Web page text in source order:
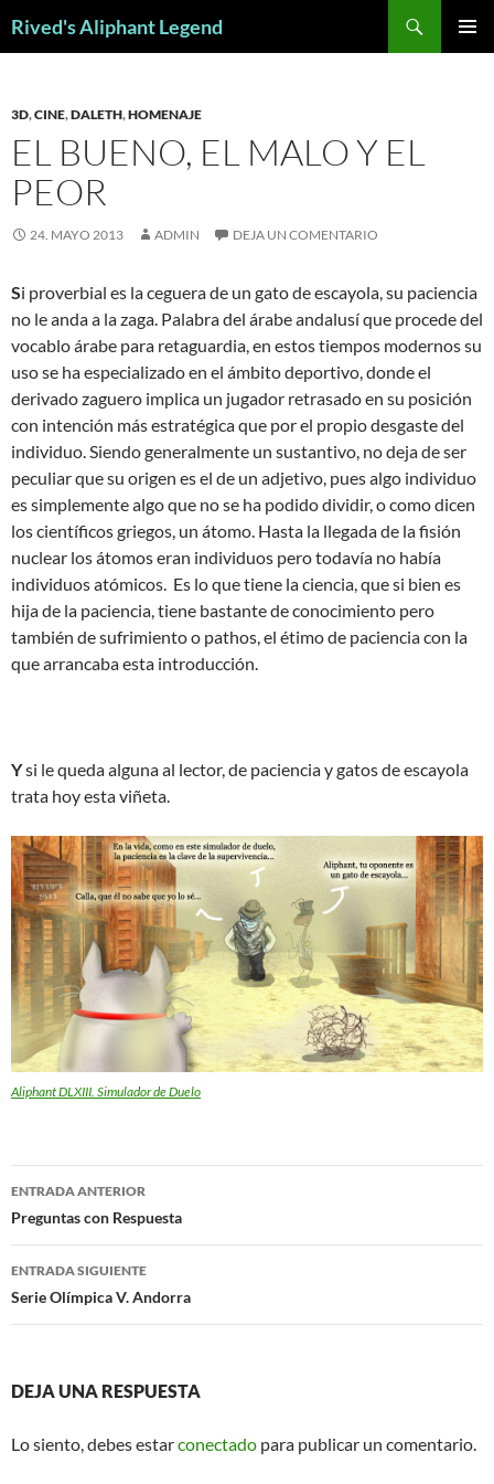
Rived's Aliphant Legend
3D,CINE,DALETH,HOMENAJE
EL BUENO, EL MALO Y EL
PEOR
24. MAYO 2013 ADMIN DEJA UN COMENTARIO
Si proverbial es la ceguera de un gato de escayola, su paciencia
no le anda a la zaga. Palabra del árabe andalusí que procede del
vocablo árabe para retaguardia, en estos tiempos modernos su
uso se ha especializado en el ámbito deportivo, donde el
derivado zaguero implica un jugador retrasado en su posición
con intención más estratégica que por el propio desgaste del
individuo. Siendo generalmente un sustantivo, no deja de ser
peculiar que su origen es el de un adjetivo, pues algo individuo
es simplemente algo que no se ha podido dividir, o como dicen
los científicos griegos, un átomo. Hasta la llegada de la fisión
nuclear los átomos eran individuos pero todavía no había
individuos atómicos. Es lo que tiene la ciencia, que si bien es
hija de la paciencia, tiene bastante de conocimiento pero
también de sufrimiento o pathos, el étimo de paciencia con la
que arrancaba esta introducción.
Ysi le queda alguna al lector, de paciencia y gatos de escayola
trata hoy esta viñeta.
Aliphant DLXIII. Simulador de Duelo
Navegación
de
entradas
ENTRADA ANTERIOR
Preguntas con Respuesta
ENTRADA SIGUIENTE
Serie Olímpica V. Andorra
DEJA UNA RESPUESTA
Lo siento, debes estarconectado para publicar un comentario.